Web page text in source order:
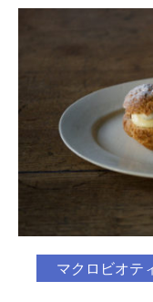
マクロビオテ